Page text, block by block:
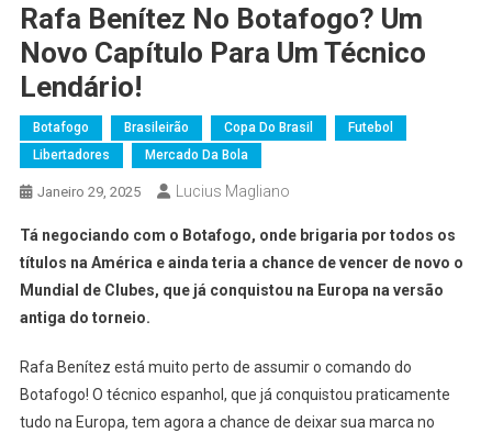
Rafa Benítez No Botafogo? Um
Novo Capítulo Para Um Técnico
Lendário!
Botafogo Brasileirão Copa Do Brasil
Futebol
Libertadores
Mercado Da Bola
Janeiro 29, 2025 Lucius Magliano
Tá negociando com o Botafogo, onde brigaria por todos os
títulos na América e ainda teria a chance de vencer de novo o
Mundial de Clubes, que já conquistou na Europa na versão
antiga do torneio.
Rafa Benítez está muito perto de assumir o comando do
Botafogo! O técnico espanhol, que já conquistou praticamente
tudo na Europa, tem agora a chance de deixar sua marca no